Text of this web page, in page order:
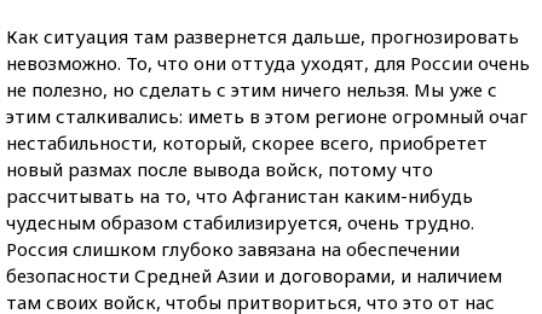
Как ситуация там развернется дальше, прогнозировать
невозможно. То, что они оттуда уходят, для России очень
не полезно, но сделать с этим ничего нельзя. Мы уже с
этим сталкивались: иметь в этом регионе огромный очаг
нестабильности, который, скорее всего, приобретет
новый размах после вывода войск, потому что
рассчитывать на то, что Афганистан каким-нибудь
чудесным образом стабилизируется, очень трудно.
Россия слишком глубоко завязана на обеспечении
безопасности Средней Азии и договорами, и наличием
там своих войск, чтобы притвориться, что это от нас